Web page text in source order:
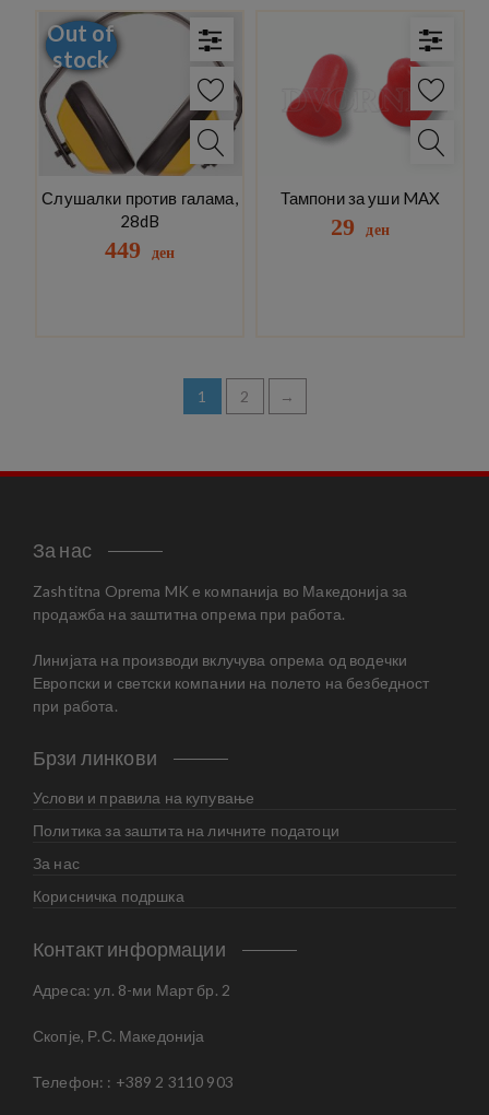
Out of
stock
Слушалки против галама,
28dB
449 ден
Тампони за уши MAX
29 ден
1 2 →
За нас
Zashtitna Oprema MK е компанија во Македонија за
продажба на заштитна опрема при работа.
Линијата на производи вклучува опрема од водечки
Европски и светски компании на полето на безбедност
при работа.
Брзи линкови
Услови и правила на купување
Политика за заштита на личните податоци
За нас
Корисничка подршка
Контакт информации
Адреса: ул. 8-ми Март бр. 2
Скопје, Р.С. Македонија
Телефон: : +389 2 3110 903